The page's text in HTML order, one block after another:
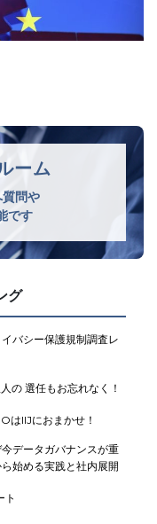
ーム
問や
です
グ
バシー保護規制調査レ
の 選任もお忘れなく！
はIIJにおまかせ！
データガバナンスが重
始める実践と社内展開
ト